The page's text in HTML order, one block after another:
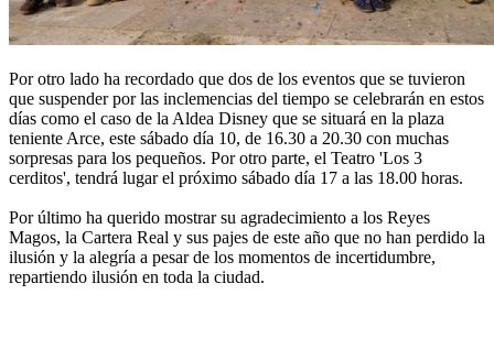
Por otro lado ha recordado que dos de los eventos que se tuvieron
que suspender por las inclemencias del tiempo se celebrarán en estos
días como el caso de la Aldea Disney que se situará en la plaza
teniente Arce, este sábado día 10, de 16.30 a 20.30 con muchas
sorpresas para los pequeños. Por otro parte, el Teatro 'Los 3
cerditos', tendrá lugar el próximo sábado día 17 a las 18.00 horas.
Por último ha querido mostrar su agradecimiento a los Reyes
Magos, la Cartera Real y sus pajes de este año que no han perdido la
ilusión y la alegría a pesar de los momentos de incertidumbre,
repartiendo ilusión en toda la ciudad.